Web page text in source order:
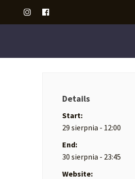
Details
Start:
29 sierpnia - 12:00
End:
30 sierpnia - 23:45
Website: